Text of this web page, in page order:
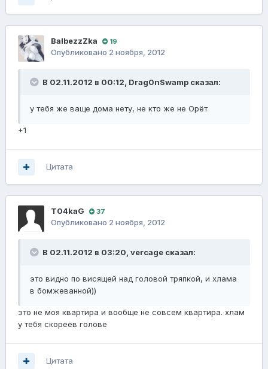
BalbezzZka 19
Опубликовано 2 ноября, 2012
В 02.11.2012 в 00:12, Drag0nSwamp сказал:
у тебя же ваще дома нету, не кто же не Орёт
+1
Цитата
T04kaG 37
Опубликовано 2 ноября, 2012
В 02.11.2012 в 03:20, vercage сказал:
это видно по висящей над головой тряпкой, и хлама
в бомжеванной))
это не моя квартира и вообще не совсем квартира. хлам
у тебя скореев голове
Цитата